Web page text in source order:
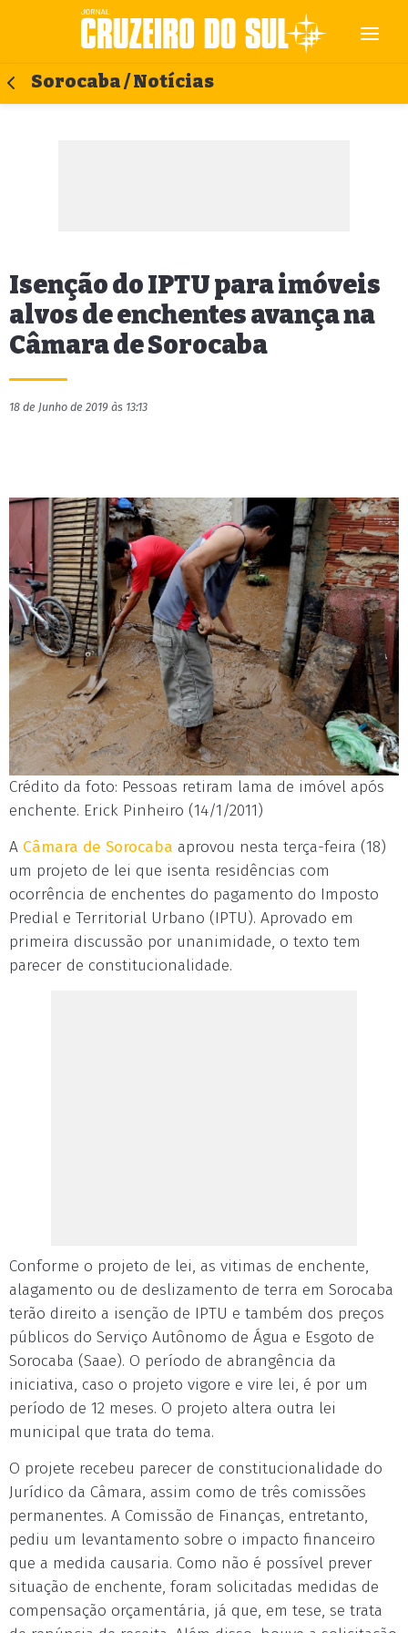
Sorocaba / Notícias
Isenção do IPTU para imóveis
alvos de enchentes avança na
Câmara de Sorocaba
18 de Junho de 2019 às 13:13
Crédito da foto: Pessoas retiram lama de imóvel após
enchente. Erick Pinheiro (14/1/2011)
A Câmara de Sorocaba aprovou nesta terça-feira (18)
um projeto de lei que isenta residências com
ocorrência de enchentes do pagamento do Imposto
Predial e Territorial Urbano (IPTU). Aprovado em
primeira discussão por unanimidade, o texto tem
parecer de constitucionalidade.
Conforme o projeto de lei, as vitimas de enchente,
alagamento ou de deslizamento de terra em Sorocaba
terão direito a isenção de IPTU e também dos preços
públicos do Serviço Autônomo de Água e Esgoto de
Sorocaba (Saae). O período de abrangência da
iniciativa, caso o projeto vigore e vire lei, é por um
período de 12 meses. O projeto altera outra lei
municipal que trata do tema.
O projete recebeu parecer de constitucionalidade do
Jurídico da Câmara, assim como de três comissões
permanentes. A Comissão de Finanças, entretanto,
pediu um levantamento sobre o impacto financeiro
que a medida causaria. Como não é possível prever
situação de enchente, foram solicitadas medidas de
compensação orçamentária, já que, em tese, se trata